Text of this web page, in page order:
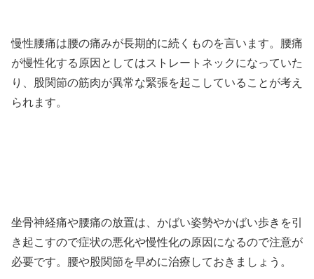
慢性腰痛は腰の痛みが長期的に続くものを言います。腰痛
が慢性化する原因としてはストレートネックになっていた
り、股関節の筋肉が異常な緊張を起こしていることが考え
られます。
坐骨神経痛や腰痛の放置は、かばい姿勢やかばい歩きを引
き起こすので症状の悪化や慢性化の原因になるので注意が
必要です。腰や股関節を早めに治療しておきましょう。